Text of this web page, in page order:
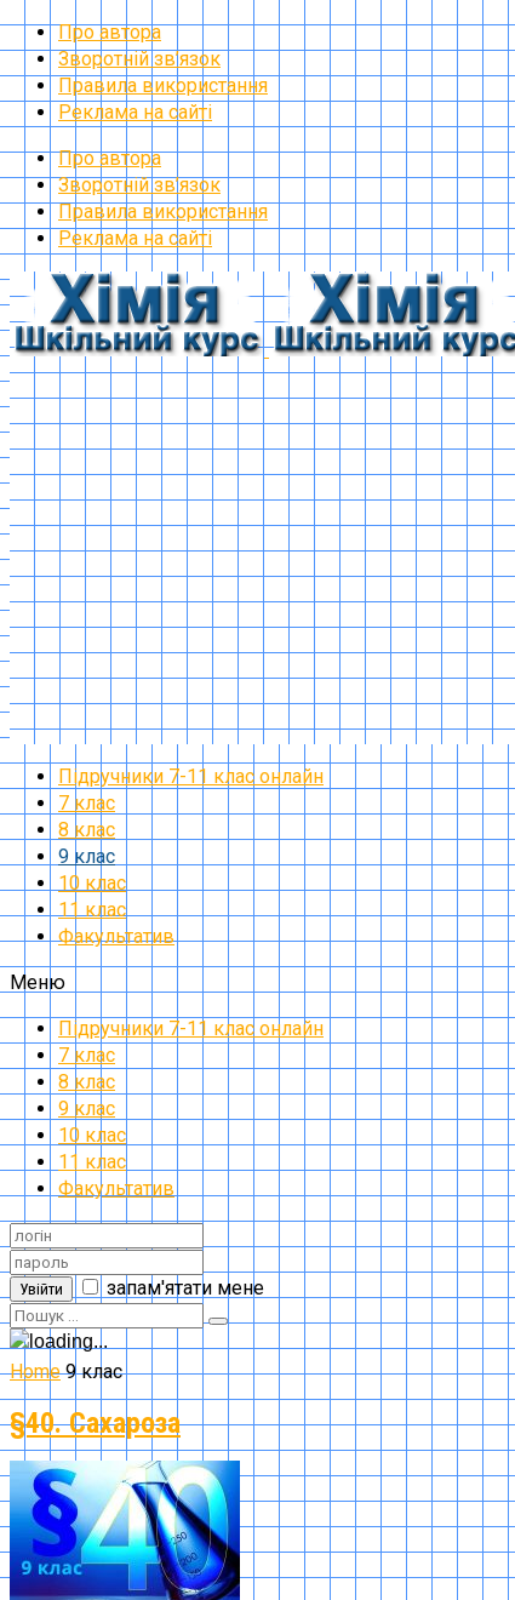
Про автора
Зворотній зв’язок
Правила використання
Реклама на сайті
Про автора
Зворотній зв’язок
Правила використання
Реклама на сайті
Підручники 7-11 клас онлайн
7 клас
8 клас
9 клас
10 клас
11 клас
Факультатив
Меню
Підручники 7-11 клас онлайн
7 клас
8 клас
9 клас
10 клас
11 клас
Факультатив
Увійти запам'ятати мене
Home 9 клас
§40. Сахароза